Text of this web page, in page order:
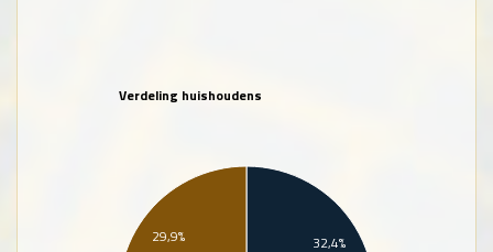
Verdeling huishoudens
32,4%
29,9%